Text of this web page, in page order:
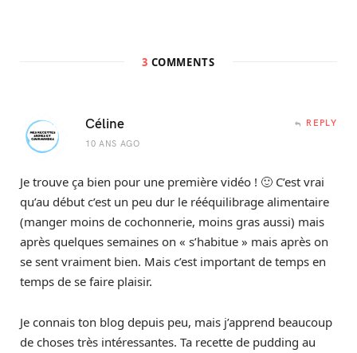
3 COMMENTS
Céline
10 ANS AGO
REPLY
Je trouve ça bien pour une première vidéo ! 🙂 C’est vrai
qu’au début c’est un peu dur le rééquilibrage alimentaire
(manger moins de cochonnerie, moins gras aussi) mais
après quelques semaines on « s’habitue » mais après on
se sent vraiment bien. Mais c’est important de temps en
temps de se faire plaisir.
Je connais ton blog depuis peu, mais j’apprend beaucoup
de choses très intéressantes. Ta recette de pudding au